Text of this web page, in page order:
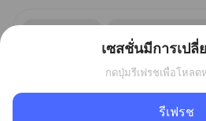
เซสชั่นมีการเปลี่
กดปุ่มรีเฟรชเพื่อโหล
รีเฟรช